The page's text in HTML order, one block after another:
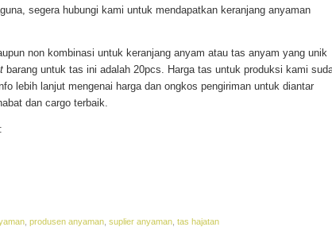
segera hubungi kami untuk mendapatkan keranjang anyaman
non kombinasi untuk keranjang anyam atau tas anyam yang unik
barang untuk tas ini adalah 20pcs. Harga tas untuk produksi kami
lebih lanjut mengenai harga dan ongkos pengiriman untuk diantar
dan cargo terbaik.
produsen anyaman suplier anyaman tas hajatan